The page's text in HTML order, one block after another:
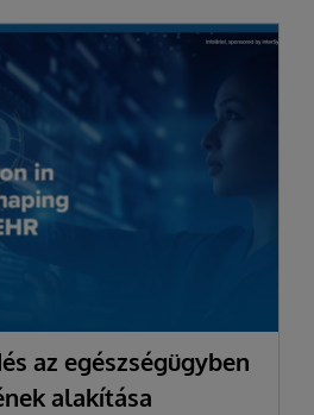
az egészségügyben
alakítása